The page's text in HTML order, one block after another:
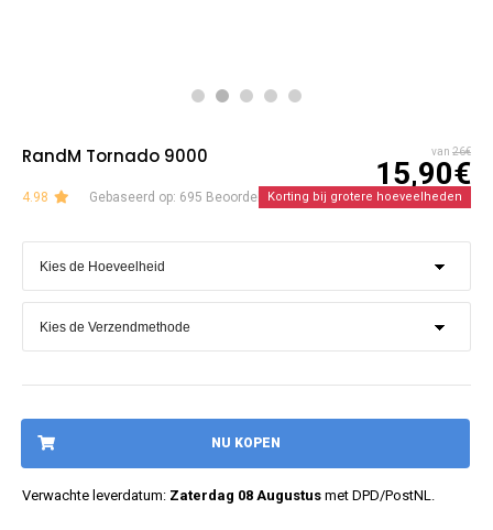
RandM Tornado 9000 van 26€
15,90€
4.98 Gebaseerd op: 695 BeoordelingenKorting bij grotere hoeveelheden
NU KOPEN
Verwachte leverdatum: Zaterdag 08 Augustus met DPD/PostNL.